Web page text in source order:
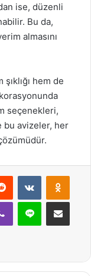
ise, düzenli
Bu da,
almasını
hem de
seçenekleri,
bu avizeler, her
Reddit VKontakte
Viber Line E-Posta ile